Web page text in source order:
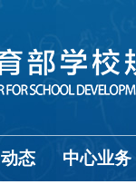
态 中心业务